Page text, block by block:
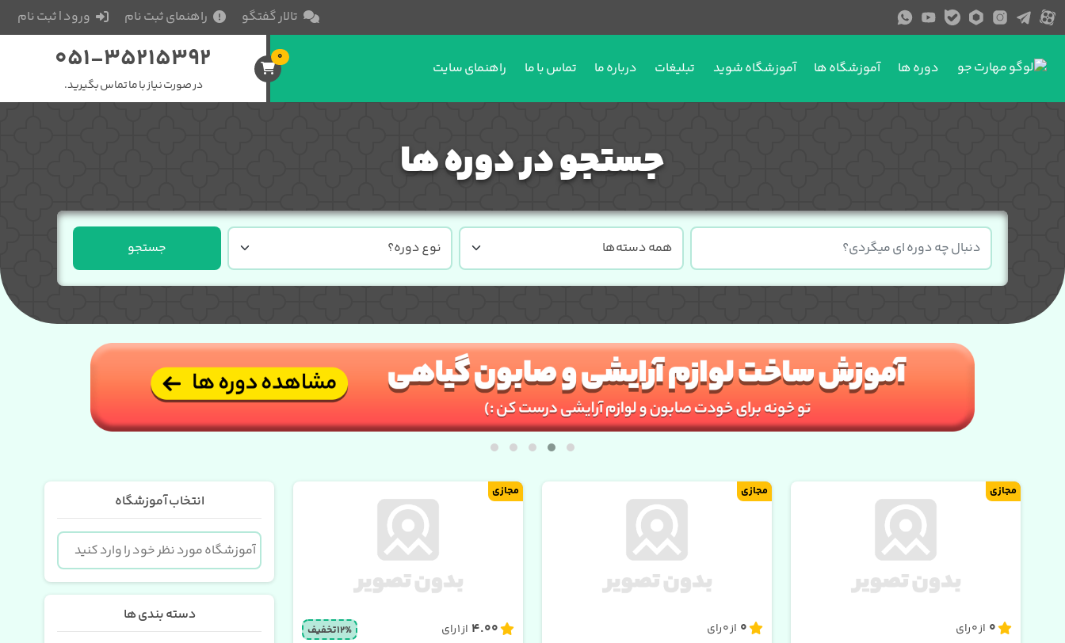
تالار گفتگو راهنمای ثبت نام ورود | ثبت نام
دوره ها آموزشگاه ها آموزشگاه شوید تبلیغات درباره ما تماس با ما راهنمای سایت
0
051-35215392
در صورت نیاز با ما تماس بگیرید.
جستجو در دوره ها
جستجو
مجازی
0 از 0 رای
مجازی
0 از 0 رای
مجازی
4.00 از 1 رای 12% تخفیف
انتخاب آموزشگاه
دسته بندی ها